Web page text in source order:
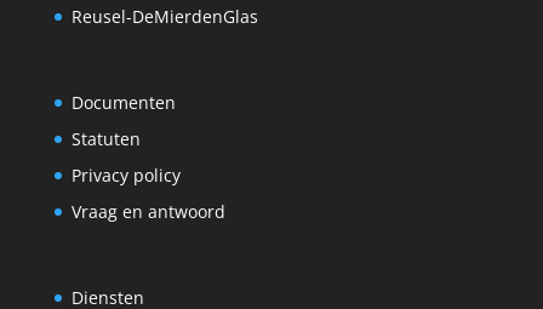
Reusel-DeMierdenGlas
Documenten
Statuten
Privacy policy
Vraag en antwoord
Diensten